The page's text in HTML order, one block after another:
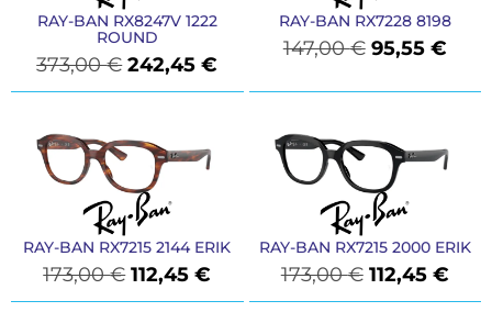
RAY-BAN RX8247V 1222
ROUND
373,00€ 242,45€
RAY-BAN RX7228 8198
147,00€ 95,55 €
RAY-BAN RX7215 2144 ERIK
173,00€ 112,45€
RAY-BAN RX7215 2000 ERIK
173,00€ 112,45 €